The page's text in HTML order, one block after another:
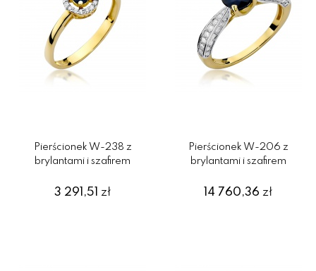
Pierścionek W-238 z
brylantami i szafirem
3 291,51zł
Pierścionek W-206 z
brylantami i szafirem
14 760,36zł